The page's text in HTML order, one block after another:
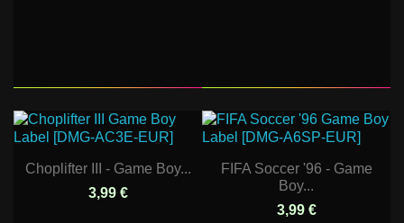
Choplifter III - Game Boy...
3,99 €
FIFA Soccer '96 - Game
Boy...
3,99 €